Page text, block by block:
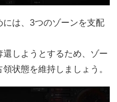
は、3つのゾーンを支配
しようとするため、ゾー
状態を維持しましょう。